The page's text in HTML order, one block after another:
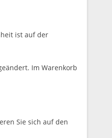
ist auf der
Im Warenkorb
Sie sich auf den